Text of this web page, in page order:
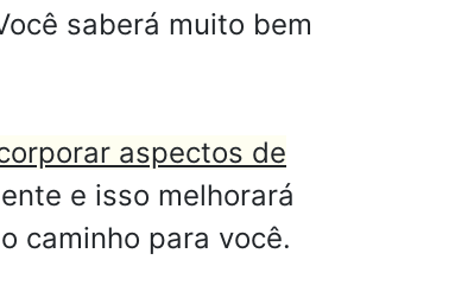
saberá muito bem
aspectos de
e isso melhorará
caminho para você.